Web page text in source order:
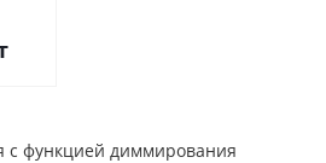
с функцией диммирования